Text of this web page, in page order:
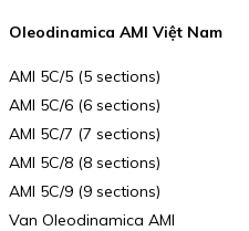
Oleodinamica AMI Việt Nam
AMI 5C/5 (5 sections)
AMI 5C/6 (6 sections)
AMI 5C/7 (7 sections)
AMI 5C/8 (8 sections)
AMI 5C/9 (9 sections)
Van Oleodinamica AMI